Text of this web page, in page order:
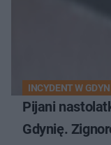
INCYDENT W
Pijani
Gdynię.